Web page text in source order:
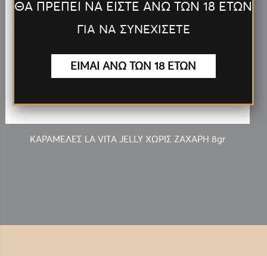
ΚΑΡΑΜΕΛΕΣ LA VITA JELLY ΧΩΡΙΣ ΖΑΧΑΡΗ 8gr
ΘΑ ΠΡΕΠΕΙ ΝΑ ΕΙΣΤΕ ΑΝΩ ΤΩΝ 18 ΕΤΩΝ
ΓΙΑ ΝΑ ΣΥΝΕΧΙΣΕΤΕ
ΕΙΜΑΙ ΑΝΩ ΤΩΝ 18 ΕΤΩΝ